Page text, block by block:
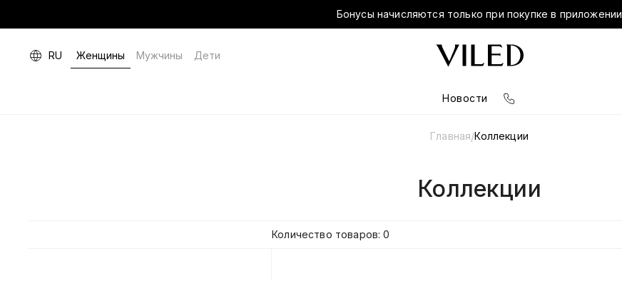
Бонусы начисляются только при покупке в приложении
RU Женщины Мужчины Дети
Новости
Главная/Коллекции
Коллекции
Количество товаров: 0